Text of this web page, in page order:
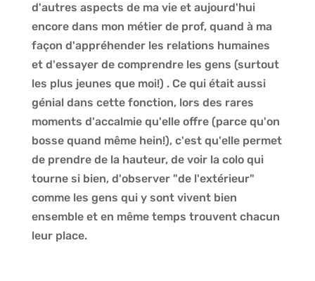
d'autres aspects de ma vie et aujourd'hui
encore dans mon métier de prof, quand à ma
façon d'appréhender les relations humaines
et d'essayer de comprendre les gens (surtout
les plus jeunes que moi!) . Ce qui était aussi
génial dans cette fonction, lors des rares
moments d'accalmie qu'elle offre (parce qu'on
bosse quand même hein!), c'est qu'elle permet
de prendre de la hauteur, de voir la colo qui
tourne si bien, d'observer "de l'extérieur"
comme les gens qui y sont vivent bien
ensemble et en même temps trouvent chacun
leur place.